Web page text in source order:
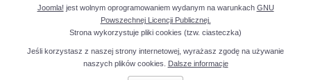
Joomla! jest wolnym oprogramowaniem wydanym na warunkach GNU
Powszechnej Licencji Publicznej.
Strona wykorzystuje pliki cookies (tzw. ciasteczka)
Jeśli korzystasz z naszej strony internetowej, wyrażasz zgodę na używanie
naszych plików cookies.
Dalsze informacje